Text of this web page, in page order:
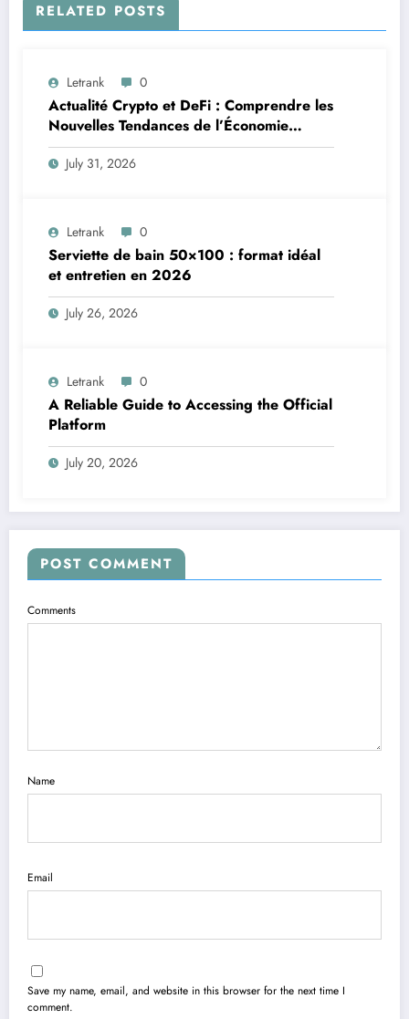
RELATED POSTS
Letrank 0
Actualité Crypto et DeFi : Comprendre les
Nouvelles Tendances de l’Économie
Numérique
July 31, 2026
Letrank 0
Serviette de bain 50×100 : format idéal
et entretien en 2026
July 26, 2026
Letrank 0
A Reliable Guide to Accessing the Official
Platform
July 20, 2026
POST COMMENT
Comments
Name
Email
Save my name, email, and website in this browser for the next time I
comment.